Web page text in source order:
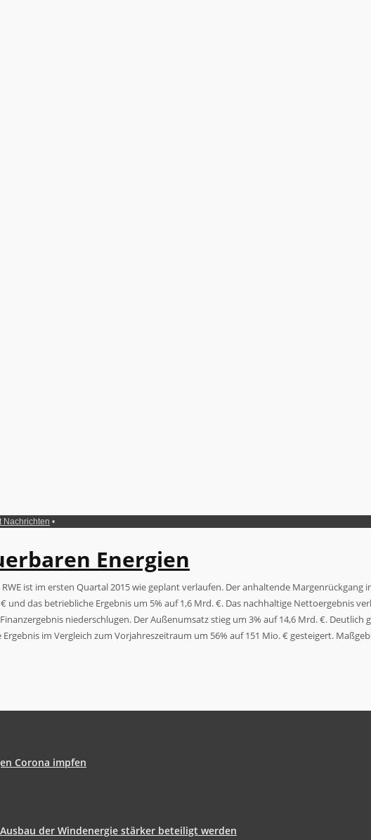
Nachrichten •
Energien
RWE ist im ersten Quartal 2015 wie geplant verlaufen. Der anhaltende
€ und das betriebliche Ergebnis um 5% auf 1,6 Mrd. €. Das nachhaltige Nettoergebnis
niederschlugen. Der Außenumsatz stieg um 3% auf 14,6 Mrd. €. Deutlich
im Vergleich zum Vorjahreszeitraum um 56% auf 151 Mio. € gesteigert.
Corona impfen
der Windenergie stärker beteiligt werden